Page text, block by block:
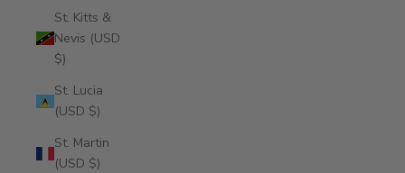
St. Kitts &
Nevis (USD
$)
St. Lucia
(USD $)
St. Martin
(USD $)